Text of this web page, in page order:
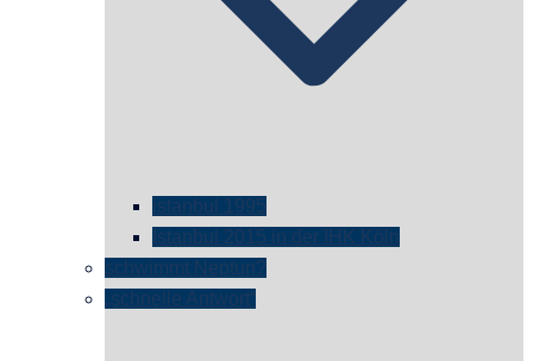
istanbul 1995
Istanbul 2015 in der IHK Köln
schwimmt Neptun?
„schnelle Antwort“